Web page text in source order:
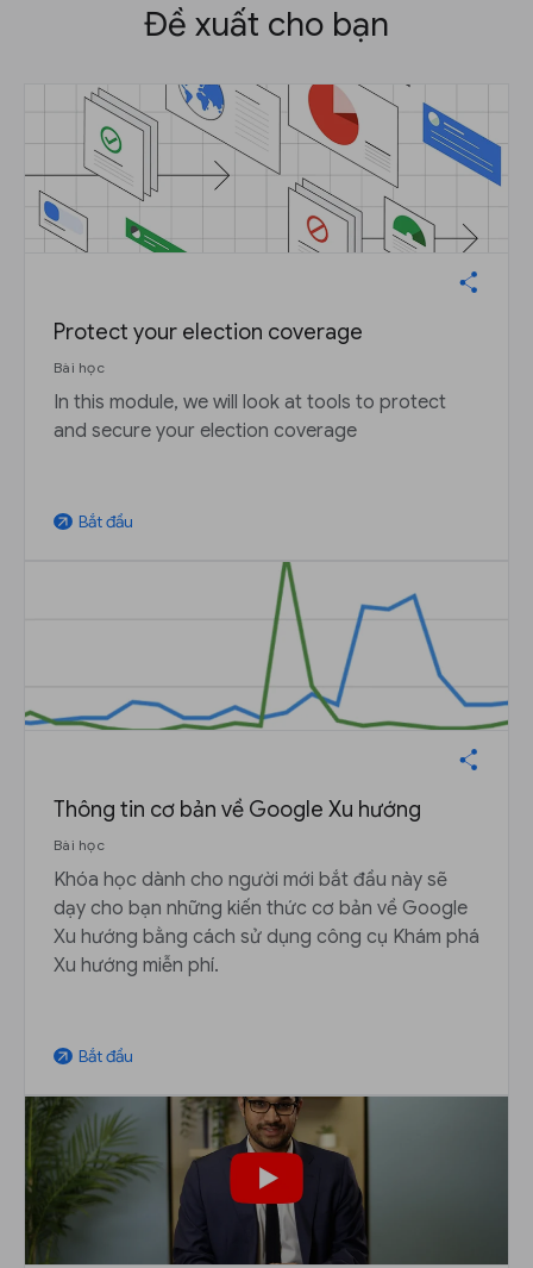
Đề xuất cho bạn
Protect your election coverage
Bài học
In this module, we will look at tools to protect
and secure your election coverage
arrow_outward Bắt đầu
Thông tin cơ bản về Google Xu hướng
Bài học
Khóa học dành cho người mới bắt đầu này sẽ
dạy cho bạn những kiến ​​thức cơ bản về Google
Xu hướng bằng cách sử dụng công cụ Khám phá
Xu hướng miễn phí.
arrow_outward Bắt đầu